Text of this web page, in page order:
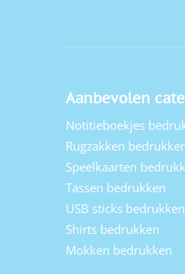
Aanbevolen
Notitieboekjes
Rugzakken
Speelkaarten
Tassen bedrukken
USB sticks bedrukken
Shirts bedrukken
Mokken bedrukken